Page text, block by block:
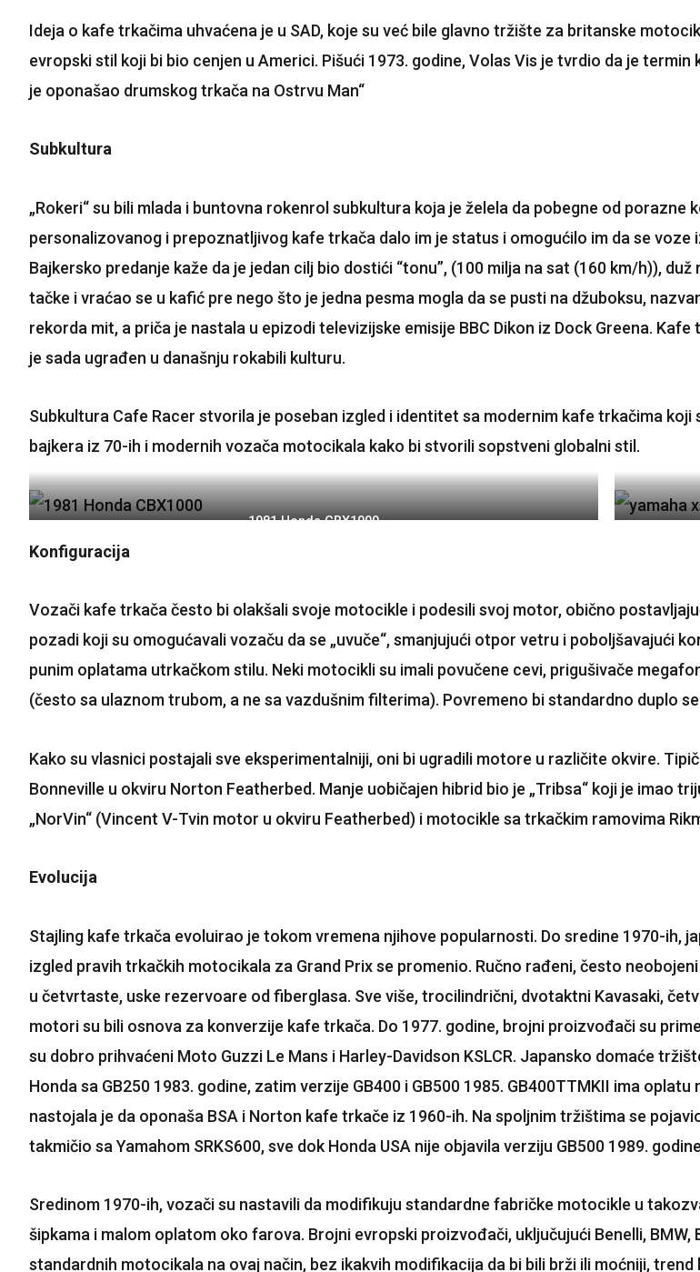
Ideja o kafe trkačima uhvaćena je u SAD, koje su već bile glavno tržište za britanske
evropski stil koji bi bio cenjen u Americi. Pišući 1973. godine, Volas Vis je tvrdio da je
je oponašao drumskog trkača na Ostrvu Man“
Subkultura
„Rokeri“ su bili mlada i buntovna rokenrol subkultura koja je želela da pobegne od
personalizovanog i prepoznatljivog kafe trkača dalo im je status i omogućilo im da se
Bajkersko predanje kaže da je jedan cilj bio dostići “tonu”, (100 milja na sat (160 km/h)),
tačke i vraćao se u kafić pre nego što je jedna pesma mogla da se pusti na džuboksu,
rekorda mit, a priča je nastala u epizodi televizijske emisije BBC Dikon iz Dock Greena.
je sada ugrađen u današnju rokabili kulturu.
Subkultura Cafe Racer stvorila je poseban izgled i identitet sa modernim kafe trkačima
bajkera ​​iz 70-ih i modernih vozača motocikala kako bi stvorili sopstveni globalni stil.
1981 Honda CBX1000
Konfiguracija
Vozači kafe trkača često bi olakšali svoje motocikle i podesili svoj motor, obično
pozadi koji su omogućavali vozaču da se „uvuče“, smanjujući otpor vetru i poboljšavajući
punim oplatama utrkačkom stilu. Neki motocikli su imali povučene cevi, prigušivače
(često sa ulaznom trubom, a ne sa vazdušnim filterima). Povremeno bi standardno duplo
Kako su vlasnici postajali sve eksperimentalniji, oni bi ugradili motore u različite okvire.
Bonneville u okviru Norton Featherbed. Manje uobičajen hibrid bio je „Tribsa“ koji je imao
„NorVin“ (Vincent V-Tvin motor u okviru Featherbed) i motocikle sa trkačkim ramovima
Evolucija
Stajling kafe trkača evoluirao je tokom vremena njihove popularnosti. Do sredine 1970-ih,
izgled pravih trkačkih motocikala za Grand Prix se promenio. Ručno rađeni, često
u četvrtaste, uske rezervoare od fiberglasa. Sve više, trocilindrični, dvotaktni Kavasaki,
motori su bili osnova za konverzije kafe trkača. Do 1977. godine, brojni proizvođači su
su dobro prihvaćeni Moto Guzzi Le Mans i Harley-Davidson KSLCR. Japansko domaće
Honda sa GB250 1983. godine, zatim verzije GB400 i GB500 1985. GB400TTMKII ima
nastojala je da oponaša BSA i Norton kafe trkače iz 1960-ih. Na spoljnim tržištima se
takmičio sa Yamahom SRKS600, sve dok Honda USA nije objavila verziju GB500 1989.
Sredinom 1970-ih, vozači su nastavili da modifikuju standardne fabričke motocikle u
šipkama i malom oplatom oko farova. Brojni evropski proizvođači, uključujući Benelli,
standardnih motocikala na ovaj način, bez ikakvih modifikacija da bi bili brži ili moćniji, trend